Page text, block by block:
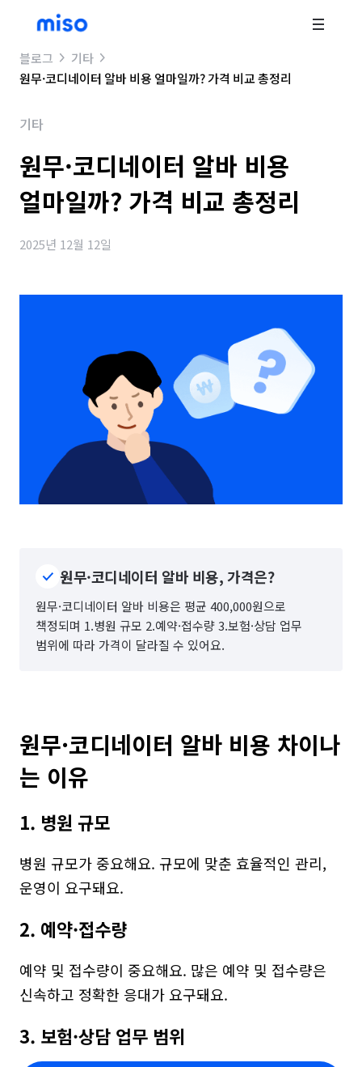
블로그
기타
원무·코디네이터 알바 비용 얼마일까? 가격 비교 총정리
기타
원무·코디네이터 알바 비용
얼마일까? 가격 비교 총정리
2025년 12월 12일
원무·코디네이터 알바 비용, 가격은?
원무·코디네이터 알바 비용은 평균 400,000원으로
책정되며 1.병원 규모 2.예약·접수량 3.보험·상담 업무
범위에 따라 가격이 달라질 수 있어요.
원무·코디네이터 알바 비용 차이나
는 이유
1. 병원 규모
병원 규모가 중요해요. 규모에 맞춘 효율적인 관리,
운영이 요구돼요.
2. 예약·접수량
예약 및 접수량이 중요해요. 많은 예약 및 접수량은
신속하고 정확한 응대가 요구돼요.
3. 보험·상담 업무 범위